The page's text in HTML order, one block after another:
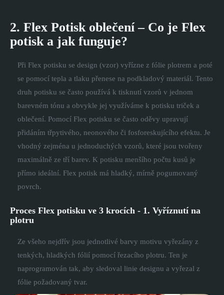
2. Flex Potisk oblečení – Co je Flex
potisk a jak funguje?
Při Flex potisku se design (vzor) vyřízne z fólie plotrem a poté
se pomocí tepla a tlaku přenese na podkladový materiál. Tento
druh potisku se často používá k tisknutí vzorů v jednom
barevném tónu a obvykle jej využíváme k potisku triček a
oblečení. Pomocí Flex potisku se často oděvy upravují
přidáním třpytivého, neonového či fosforeskujícího efektu. Je
vhodný zejména u jednoduchých vzorů, které jsou tvořeny
maximálně ze tří barev. K potisku menšího počtu kusů je
přímo ideální. Flex potisk má hladký, mírně pogumovaný
povrch.
Proces Flex potisku ve 3 krocích - 1. Vyříznutí na
plotru
Ze všeho nejdřív jsou jednotlivé barvy motivu vyřezány z
tenkých, hladkých fólií pomocí řezacího plotru. Ten je
naprogramován tak, aby sledoval linie designu a vyřezal z
fólie požadovaný tvar.